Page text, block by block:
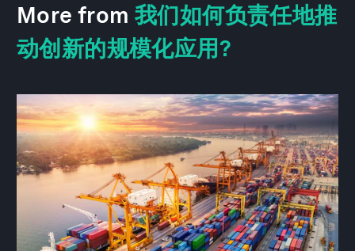
More from 我们如何负责任地推
动创新的规模化应用?